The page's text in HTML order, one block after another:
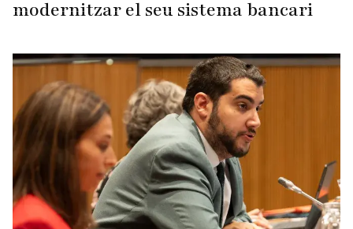
modernitzar el seu sistema bancari